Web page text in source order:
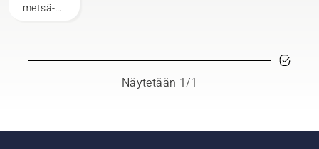
metsä-
joukosta
Näytetään 1/1